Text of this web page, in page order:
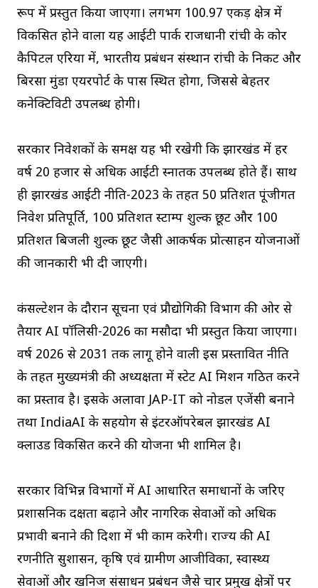
रूप में प्रस्तुत किया जाएगा। लगभग 100.97 एकड़ क्षेत्र में
विकसित होने वाला यह आईटी पार्क राजधानी रांची के कोर
कैपिटल एरिया में, भारतीय प्रबंधन संस्थान रांची के निकट और
बिरसा मुंडा एयरपोर्ट के पास स्थित होगा, जिससे बेहतर
कनेक्टिविटी उपलब्ध होगी।
सरकार निवेशकों के समक्ष यह भी रखेगी कि झारखंड में हर
वर्ष 20 हजार से अधिक आईटी स्नातक उपलब्ध होते हैं। साथ
ही झारखंड आईटी नीति-2023 के तहत 50 प्रतिशत पूंजीगत
निवेश प्रतिपूर्ति, 100 प्रतिशत स्टाम्प शुल्क छूट और 100
प्रतिशत बिजली शुल्क छूट जैसी आकर्षक प्रोत्साहन योजनाओं
की जानकारी भी दी जाएगी।
कंसल्टेशन के दौरान सूचना एवं प्रौद्योगिकी विभाग की ओर से
तैयार AI पॉलिसी-2026 का मसौदा भी प्रस्तुत किया जाएगा।
वर्ष 2026 से 2031 तक लागू होने वाली इस प्रस्तावित नीति
के तहत मुख्यमंत्री की अध्यक्षता में स्टेट AI मिशन गठित करने
का प्रस्ताव है। इसके अलावा JAP-IT को नोडल एजेंसी बनाने
तथा IndiaAI के सहयोग से इंटरऑपरेबल झारखंड AI
क्लाउड विकसित करने की योजना भी शामिल है।
सरकार विभिन्न विभागों में AI आधारित समाधानों के जरिए
प्रशासनिक दक्षता बढ़ाने और नागरिक सेवाओं को अधिक
प्रभावी बनाने की दिशा में भी काम करेगी। राज्य की AI
रणनीति सुशासन, कृषि एवं ग्रामीण आजीविका, स्वास्थ्य
सेवाओं और खनिज संसाधन प्रबंधन जैसे चार प्रमुख क्षेत्रों पर